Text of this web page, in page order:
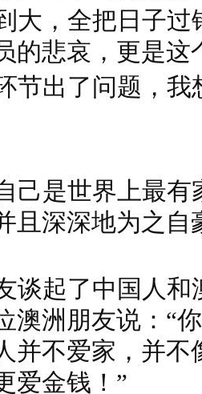
大，全把日子过
的悲哀，更是这
节出了问题，我
己是世界上最有
且深深地为之
谈起了中国人和
澳洲朋友说：“
并不爱家，并
爱金钱！”